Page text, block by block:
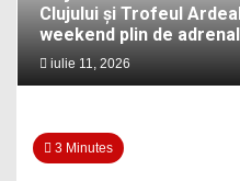
Clujului și Trofeul
weekend plin de
iulie 11, 2026
3 Minutes